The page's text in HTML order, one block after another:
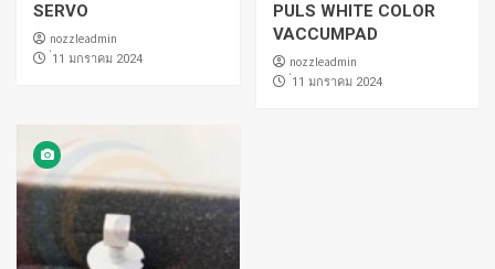
SERVO
nozzleadmin
่11 มกราคม 2024
PULS WHITE COLOR
VACCUMPAD
nozzleadmin
่11 มกราคม 2024